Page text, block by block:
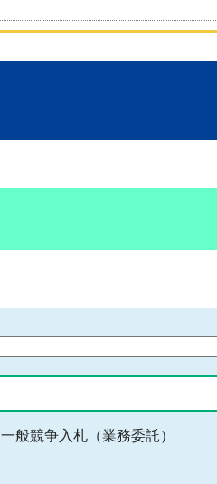
一般競争入札（業務委託）